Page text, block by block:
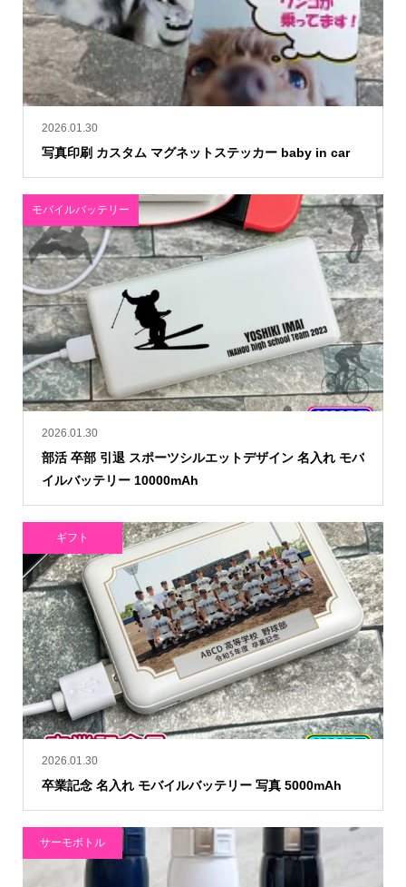
2026.01.30
写真印刷 カスタム マグネットステッカー baby in car
2026.01.30
部活 卒部 引退 スポーツシルエットデザイン 名入れ モバ
イルバッテリー 10000mAh
モバイルバッテリー
2026.01.30
卒業記念 名入れ モバイルバッテリー 写真 5000mAh
ギフト
サーモボトル